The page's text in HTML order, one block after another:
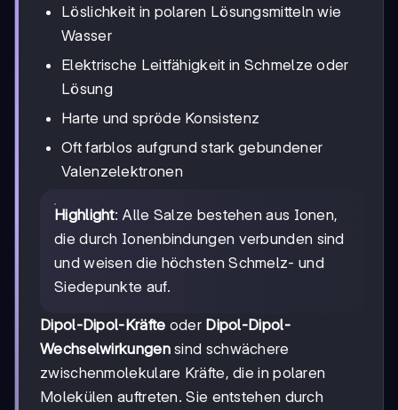
Löslichkeit in polaren Lösungsmitteln wie
Wasser
Elektrische Leitfähigkeit in Schmelze oder
Lösung
Harte und spröde Konsistenz
Oft farblos aufgrund stark gebundener
Valenzelektronen
Highlight: Alle Salze bestehen aus Ionen,
die durch Ionenbindungen verbunden sind
und weisen die höchsten Schmelz- und
Siedepunkte auf.
Dipol-Dipol-Kräfte oder Dipol-Dipol-
Wechselwirkungensind schwächere
zwischenmolekulare Kräfte, die in polaren
Molekülen auftreten. Sie entstehen durch